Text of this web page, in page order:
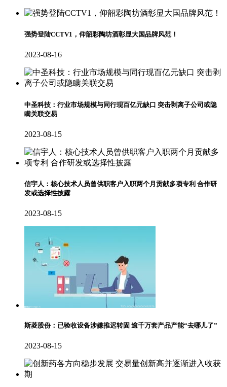
强势登陆CCTV1，仰韶彩陶坊酒彰显大国品牌风范！
2023-08-16
中圣科技：行业市场规模与同行现百亿元缺口 突击剥离子公司或隐
瞒关联交易
2023-08-15
信宇人：核心技术人员曾供职客户入职两个月贡献多项专利 合作研
发或选择性披露
2023-08-15
斯菱股份：已验收设备涉嫌推迟转固 逾千万套产品产能“去哪儿了”
2023-08-15